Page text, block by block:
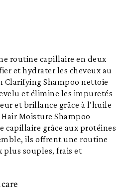
routine capillaire en deux
et hydrater les cheveux au
Clarifying Shampoo nettoie
et élimine les impuretés
et brillance grâce à l’huile
Moisture Shampoo
capillaire grâce aux protéines
ils offrent une routine
plus souples, frais et